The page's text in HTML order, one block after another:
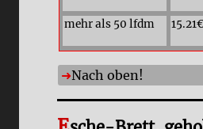
mehr als 50 lfdm
Nach oben!